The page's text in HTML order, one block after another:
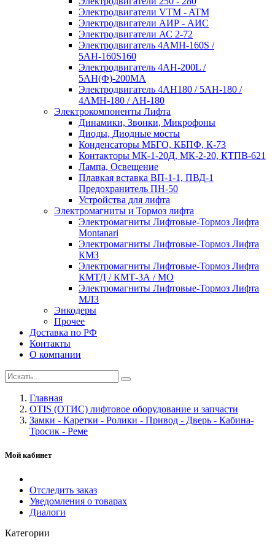
Электродвигатели VTM - ATM
Электродвигатели АИР - АИС
Электродвигатели АС 2-72
Электродвигатель 4АМН-160S /
5АН-160S160
Электродвигатель 4АН-200L /
5АН(Ф)-200МА
Электродвигатель 4АН180 / 5АН-180 /
4АМН-180 / АН-180
Электрокомпоненты Лифта
Динамики, Звонки, Микрофоны
Диоды, Диодные мосты
Конденсаторы МБГО, КБПФ, К-73
Контакторы МК-1-20Д, МК-2-20, КТПВ-621
Лампа, Освещение
Плавкая вставка ВП-1-1, ПВД-1
Предохранитель ПН-50
Устройства для лифта
Электромагниты и Тормоз лифта
Электромагниты Лифтовые-Тормоз Лифта
Montanari
Электромагниты Лифтовые-Тормоз Лифта
КМЗ
Электромагниты Лифтовые-Тормоз Лифта
КМТД / КМТ-3А / МО
Электромагниты Лифтовые-Тормоз Лифта
МЛЗ
Энкодеры
Прочее
Доставка по РФ
Контакты
О компании
Главная
OTIS (ОТИС) лифтовое оборудование и запчасти
Замки - Каретки - Ролики - Привод - Дверь - Кабина-
Тросик - Реме
Мой кабинет
Отследить заказ
Уведомления о товарах
Диалоги
Категории